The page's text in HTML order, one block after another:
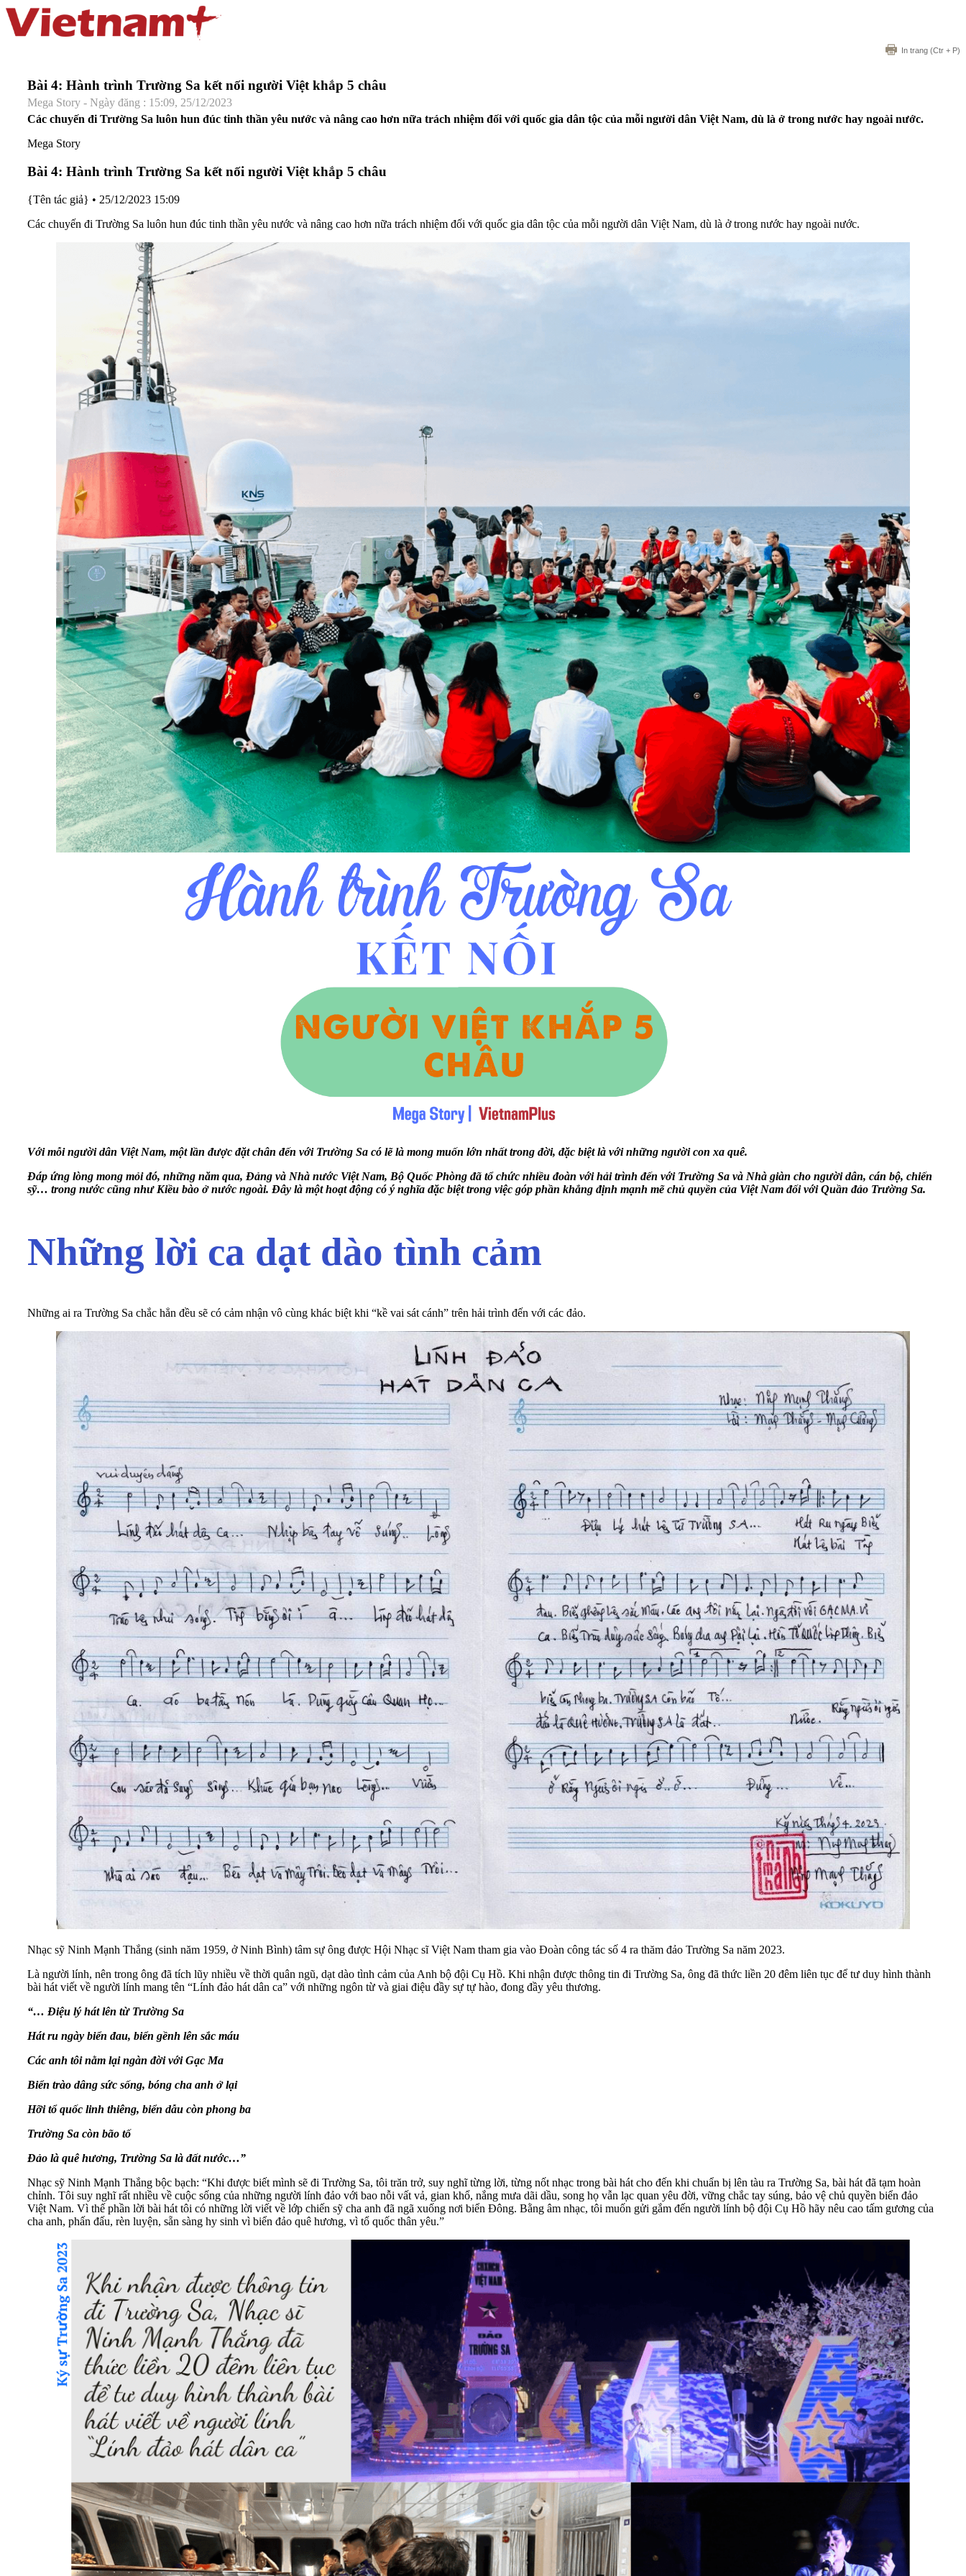
In trang (Ctr + P)
Bài 4: Hành trình Trường Sa kết nối người Việt khắp 5 châu
Mega Story - Ngày đăng : 15:09, 25/12/2023
Các chuyến đi Trường Sa luôn hun đúc tinh thần yêu nước và nâng cao hơn nữa trách nhiệm đối với quốc gia dân tộc của mỗi người dân Việt Nam, dù là ở trong nước hay ngoài nước.
Mega Story
Bài 4: Hành trình Trường Sa kết nối người Việt khắp 5 châu
{Tên tác giả} • 25/12/2023 15:09
Các chuyến đi Trường Sa luôn hun đúc tinh thần yêu nước và nâng cao hơn nữa trách nhiệm đối với quốc gia dân tộc của mỗi người dân Việt Nam, dù là ở trong nước hay ngoài nước.
Với mỗi người dân Việt Nam, một lần được đặt chân đến với Trường Sa có lẽ là mong muốn lớn nhất trong đời, đặc biệt là với những người con xa quê.
Đáp ứng lòng mong mỏi đó, những năm qua, Đảng và Nhà nước Việt Nam, Bộ Quốc Phòng đã tổ chức nhiều đoàn với hải trình đến với Trường Sa và Nhà giàn cho người dân, cán bộ, chiến
sỹ… trong nước cũng như Kiều bào ở nước ngoài. Đây là một hoạt động có ý nghĩa đặc biệt trong việc góp phần khẳng định mạnh mẽ chủ quyền của Việt Nam đối với Quần đảo Trường Sa.
Những lời ca dạt dào tình cảm
Những ai ra Trường Sa chắc hẳn đều sẽ có cảm nhận vô cùng khác biệt khi “kề vai sát cánh” trên hải trình đến với các đảo.
Nhạc sỹ Ninh Mạnh Thắng (sinh năm 1959, ở Ninh Bình) tâm sự ông được Hội Nhạc sĩ Việt Nam tham gia vào Đoàn công tác số 4 ra thăm đảo Trường Sa năm 2023.
Là người lính, nên trong ông đã tích lũy nhiều về thời quân ngũ, dạt dào tình cảm của Anh bộ đội Cụ Hồ. Khi nhận được thông tin đi Trường Sa, ông đã thức liền 20 đêm liên tục để tư duy hình thành
bài hát viết về người lính mang tên “Lính đảo hát dân ca” với những ngôn từ và giai điệu đầy sự tự hào, đong đầy yêu thương.
“… Điệu lý hát lên từ Trường Sa
Hát ru ngày biển đau, biển gềnh lên sắc máu
Các anh tôi nằm lại ngàn đời với Gạc Ma
Biển trào dâng sức sống, bóng cha anh ở lại
Hỡi tổ quốc linh thiêng, biển dẫu còn phong ba
Trường Sa còn bão tố
Đảo là quê hương, Trường Sa là đất nước…”
Nhạc sỹ Ninh Mạnh Thắng bộc bạch: “Khi được biết mình sẽ đi Trường Sa, tôi trăn trở, suy nghĩ từng lời, từng nốt nhạc trong bài hát cho đến khi chuẩn bị lên tàu ra Trường Sa, bài hát đã tạm hoàn
chỉnh. Tôi suy nghĩ rất nhiều về cuộc sống của những người lính đảo với bao nỗi vất vả, gian khổ, nắng mưa dãi dầu, song họ vẫn lạc quan yêu đời, vững chắc tay súng, bảo vệ chủ quyền biển đảo
Việt Nam. Vì thế phần lời bài hát tôi có những lời viết về lớp chiến sỹ cha anh đã ngã xuống nơi biển Đông. Bằng âm nhạc, tôi muốn gửi gắm đến người lính bộ đội Cụ Hồ hãy nêu cao tấm gương của
cha anh, phấn đấu, rèn luyện, sẵn sàng hy sinh vì biển đảo quê hương, vì tổ quốc thân yêu.”